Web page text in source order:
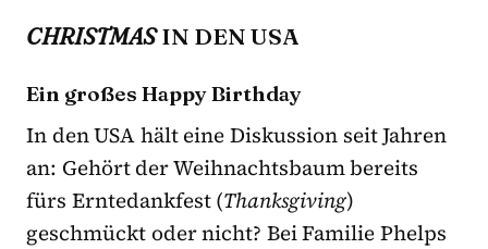
CHRISTMASIN DEN USA
Ein großes Happy Birthday
In den USA hält eine Diskussion seit Jahren
an: Gehört der Weihnachtsbaum bereits
fürs Erntedankfest (Thanksgiving)
geschmückt oder nicht? Bei Familie Phelps